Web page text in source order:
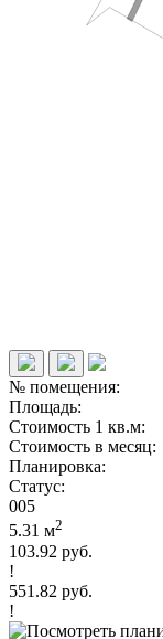
№ помещения:
Площадь:
Стоимость 1 кв.м:
Стоимость в месяц:
Планировка:
Статус:
005
5.31 м2
103.92 руб.
!
551.82 руб.
!